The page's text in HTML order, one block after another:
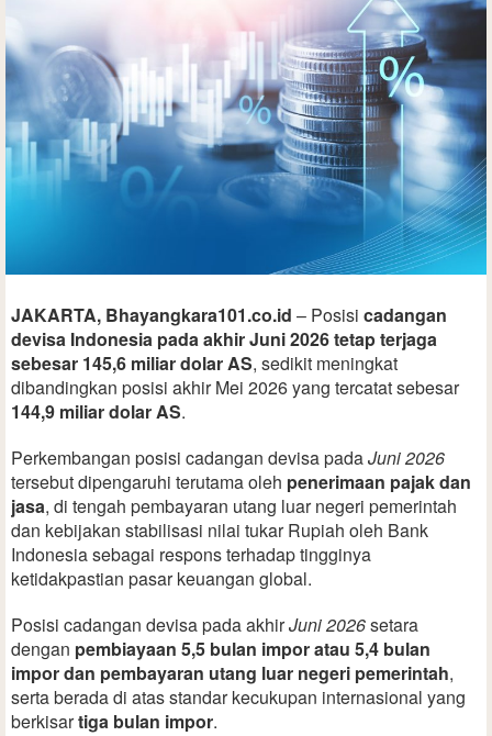
JAKARTA, Bhayangkara101.co.id – Posisi cadangan
devisa Indonesia pada akhir Juni 2026 tetap terjaga
sebesar 145,6 miliar dolar AS, sedikit meningkat
dibandingkan posisi akhir Mei 2026 yang tercatat sebesar
144,9 miliar dolar AS.
Perkembangan posisi cadangan devisa padaJuni 2026
tersebut dipengaruhi terutama oleh penerimaan pajak dan
jasa, di tengah pembayaran utang luar negeri pemerintah
dan kebijakan stabilisasi nilai tukar Rupiah oleh Bank
Indonesia sebagai respons terhadap tingginya
ketidakpastian pasar keuangan global.
Posisi cadangan devisa pada akhirJuni 2026setara
dengan pembiayaan 5,5 bulan impor atau 5,4 bulan
impor dan pembayaran utang luar negeri pemerintah,
serta berada di atas standar kecukupan internasional yang
berkisartiga bulan impor.